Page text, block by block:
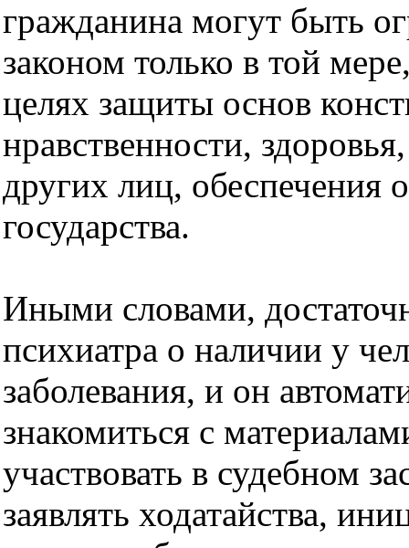
гражданина могут быть
законом только в той
целях защиты основ
нравственности,
других лиц, обеспечения
государства.
Иными словами,
психиатра о наличии у
заболевания, и он
знакомиться с
участвовать в судебном
заявлять ходатайства,